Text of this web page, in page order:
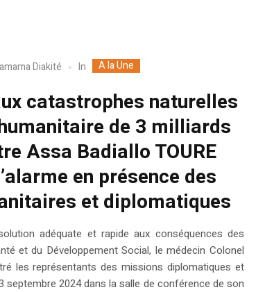
Diakité In A la Une
catastrophes naturelles
de 3 milliards
Assa Badiallo TOURE
en présence des
et diplomatiques
adéquate et rapide aux conséquences des
et du Développement Social, le médecin Colonel
les représentants des missions diplomatiques et
septembre 2024 dans la salle de conférence de son